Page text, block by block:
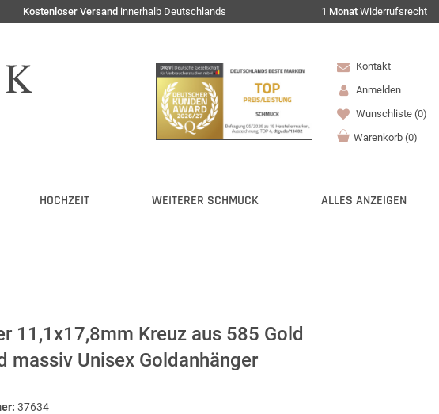
Kostenloser Versand innerhalb Deutschlands 1 Monat Widerrufsrecht
Kontakt
Anmelden
Wunschliste (0)
Warenkorb (0)
HOCHZEIT WEITERER SCHMUCK ALLES ANZEIGEN
11,1x17,8mm Kreuz aus 585 Gold
massiv Unisex Goldanhänger
37634